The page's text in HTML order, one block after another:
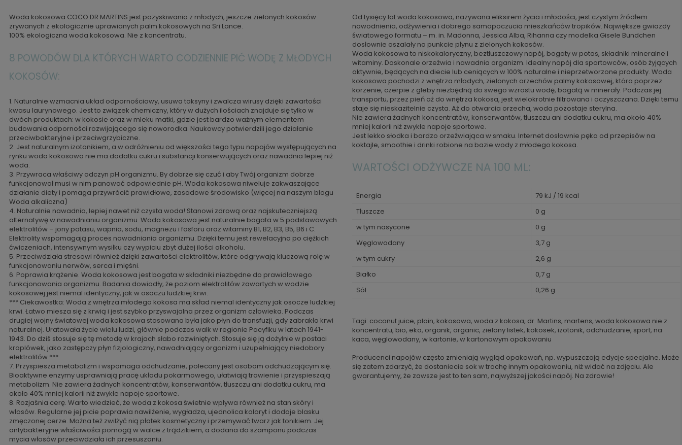
Woda kokosowa COCO DR MARTINS jest pozyskiwania z młodych, jeszcze zielonych kokosów
zrywanych z ekologicznie uprawianych palm kokosowych na Sri Lance.
100% ekologiczna woda kokosowa. Nie z koncentratu.
8 POWODÓW DLA KTÓRYCH WARTO CODZIENNIE PIĆ WODĘ Z MŁODYCH
KOKOSÓW:
1. Naturalnie wzmacnia układ odpornościowy, usuwa toksyny i zwalcza wirusy dzięki zawartości
kwasu laurynowego. Jest to związek chemiczny, który w dużych ilościach znajduje się tylko w
dwóch produktach: w kokosie oraz w mleku matki, gdzie jest bardzo ważnym elementem
budowania odporności rozwijającego się noworodka. Naukowcy potwierdzili jego działanie
przeciwbakteryjne i przeciwgrzybiczne.
2. Jest naturalnym izotonikiem, a w odróżnieniu od większości tego typu napojów występujących na
rynku woda kokosowa nie ma dodatku cukru i substancji konserwujących oraz nawadnia lepiej niż
woda.
3. Przywraca właściwy odczyn pH organizmu. By dobrze się czuć i aby Twój organizm dobrze
funkcjonował musi w nim panować odpowiednie pH. Woda kokosowa niweluje zakwaszające
działanie diety i pomaga przywrócić prawidłowe, zasadowe środowisko (więcej na naszym blogu
Woda alkaliczna)
4. Naturalnie nawadnia, lepiej nawet niż czysta woda! Stanowi zdrową oraz najskuteczniejszą
alternatywę w nawadnianiu organizmu. Woda kokosowa jest naturalnie bogata w 5 podstawowych
elektrolitów – jony potasu, wapnia, sodu, magnezu i fosforu oraz witaminy B1, B2, B3, B5, B6 i C.
Elektrolity wspomagają proces nawadniania organizmu. Dzięki temu jest rewelacyjna po ciężkich
ćwiczeniach, intensywnym wysiłku czy wypiciu zbyt dużej ilości alkoholu.
5. Przeciwdziała stresowi również dzięki zawartości elektrolitów, które odgrywają kluczową rolę w
funkcjonowaniu nerwów, serca i mięśni.
6. Poprawia krążenie. Woda kokosowa jest bogata w składniki niezbędne do prawidłowego
funkcjonowania organizmu. Badania dowiodły, że poziom elektrolitów zawartych w wodzie
kokosowej jest niemal identyczny, jak w osoczu ludzkiej krwi.
*** Ciekawostka: Woda z wnętrza młodego kokosa ma skład niemal identyczny jak osocze ludzkiej
krwi. Łatwo miesza się z krwią i jest szybko przyswajalna przez organizm człowieka. Podczas
drugiej wojny światowej woda kokosowa stosowana była jako płyn do transfuzji, gdy zabrakło krwi
naturalnej. Uratowała życie wielu ludzi, głównie podczas walk w regionie Pacyfiku w latach 1941-
1943. Do dziś stosuje się tę metodę w krajach słabo rozwiniętych. Stosuje się ją dożylnie w postaci
kroplówek, jako zastępczy płyn fizjologiczny, nawadniający organizm i uzupełniający niedobory
elektrolitów ***
7. Przyspiesza metabolizm i wspomaga odchudzanie, polecany jest osobom odchudzającym się.
Bioaktywne enzymy usprawniają pracę układu pokarmowego, ułatwiają trawienie i przyspieszają
metabolizm. Nie zawiera żadnych koncentratów, konserwantów, tłuszczu ani dodatku cukru, ma
około 40% mniej kalorii niż zwykłe napoje sportowe.
8. Rozjaśnia cerę. Warto wiedzieć, że woda z kokosa świetnie wpływa również na stan skóry i
włosów. Regularne jej picie poprawia nawilżenie, wygładza, ujednolica koloryt i dodaje blasku
zmęczonej cerze. Można też zwilżyć nią płatek kosmetyczny i przemywać twarz jak tonikiem. Jej
antybakteryjne właściwości pomogą w walce z trądzikiem, a dodana do szamponu podczas
mycia włosów przeciwdziała ich przesuszaniu.
Od tysięcy lat woda kokosowa, nazywana eliksirem życia i młodości, jest czystym źródłem
nawodnienia, odżywienia i dobrego samopoczucia mieszkańców tropików. Największe gwiazdy
światowego formatu – m. in. Madonna, Jessica Alba, Rihanna czy modelka Gisele Bundchen
dosłownie oszalały na punkcie płynu z zielonych kokosów.
Woda kokosowa to niskokaloryczny, beztłuszczowy napój, bogaty w potas, składniki mineralne i
witaminy. Doskonale orzeźwia i nawadnia organizm. Idealny napój dla sportowców, osób żyjących
aktywnie, będących na diecie lub ceniących w 100% naturalne i nieprzetworzone produkty. Woda
kokosowa pochodzi z wnętrza młodych, zielonych orzechów palmy kokosowej, która poprzez
korzenie, czerpie z gleby niezbędną do swego wzrostu wodę, bogatą w minerały. Podczas jej
transportu, przez pień aż do wnętrza kokosa, jest wielokrotnie filtrowana i oczyszczana. Dzięki temu
staje się nieskazitelnie czysta. Aż do otwarcia orzecha, woda pozostaje sterylna.
Nie zawiera żadnych koncentratów, konserwantów, tłuszczu ani dodatku cukru, ma około 40%
mniej kalorii niż zwykłe napoje sportowe.
Jest lekko słodka i bardzo orzeźwiająca w smaku. Internet dosłownie pęka od przepisów na
koktajle, smoothie i drinki robione na bazie wody z młodego kokosa.
WARTOŚCI ODŻYWCZE NA 100 ML:
Energia
79 kJ / 19 kcal
Tłuszcze
0 g
w tym nasycone
0 g
Węglowodany
3,7 g
w tym cukry
2,6 g
Białko
0,7 g
Sól
0,26 g
Tagi: coconut juice, plain, kokosowa, woda z kokosa, dr. Martins, martens, woda kokosowa nie z
koncentratu, bio, eko, organik, organic, zielony listek, kokosek, izotonik, odchudzanie, sport, na
kaca, węglowodany, w kartonie, w kartonowym opakowaniu
Producenci napojów często zmieniają wygląd opakowań, np. wypuszczają edycje specjalne. Może
się zatem zdarzyć, że dostaniecie sok w trochę innym opakowaniu, niż widać na zdjęciu. Ale
gwarantujemy, że zawsze jest to ten sam, najwyższej jakości napój. Na zdrowie!